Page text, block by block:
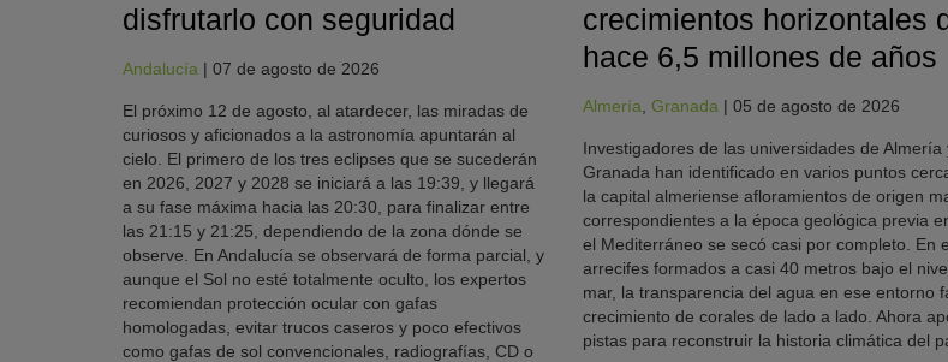
disfrutarlo con seguridad
Andalucía | 07 de agosto de 2026
El próximo 12 de agosto, al atardecer, las miradas de
curiosos y aficionados a la astronomía apuntarán al
cielo. El primero de los tres eclipses que se sucederán
en 2026, 2027 y 2028 se iniciará a las 19:39, y llegará
a su fase máxima hacia las 20:30, para finalizar entre
las 21:15 y 21:25, dependiendo de la zona dónde se
observe. En Andalucía se observará de forma parcial, y
aunque el Sol no esté totalmente oculto, los expertos
recomiendan protección ocular con gafas
homologadas, evitar trucos caseros y poco efectivos
como gafas de sol convencionales, radiografías, CD o
crecimientos horizontales
hace 6,5 millones de años
Almería ,Granada |05 de agosto de 2026
Investigadores de las universidades de Almería
Granada han identificado en varios puntos
la capital almeriense afloramientos de origen
correspondientes a la época geológica previa
el Mediterráneo se secó casi por completo. En
arrecifes formados a casi 40 metros bajo el
mar, la transparencia del agua en ese entorno
crecimiento de corales de lado a lado. Ahora
pistas para reconstruir la historia climática del